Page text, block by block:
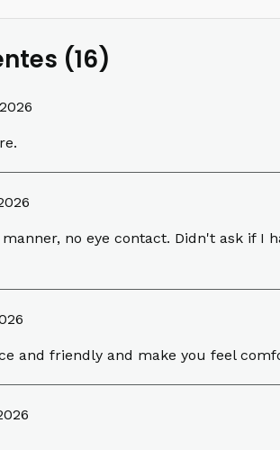
(16)
manner, no eye contact. Didn't ask if
and friendly and make you feel